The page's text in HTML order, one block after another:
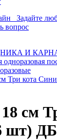
Задайте
вопрос
И
Три кота
см
шт)